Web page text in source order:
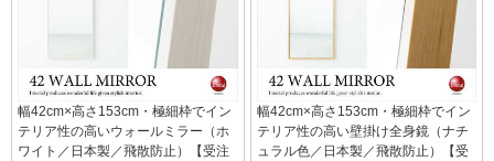
幅42cm×高さ153cm・極細枠でイン
テリア性の高いウォールミラー（ホ
ワイト／日本製／飛散防止）【受注
幅42cm×高さ153cm・極細枠でイン
テリア性の高い壁掛け全身鏡（ナチ
ュラル色／日本製／飛散防止）【受